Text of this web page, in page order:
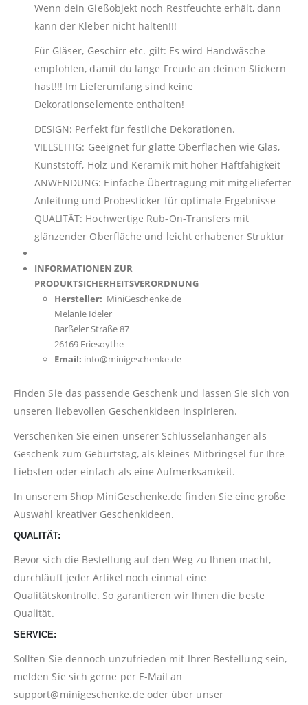
Wenn dein Gießobjekt noch Restfeuchte erhält, dann
kann der Kleber nicht halten!!!
Für Gläser, Geschirr etc. gilt: Es wird Handwäsche
empfohlen, damit du lange Freude an deinen Stickern
hast!!! Im Lieferumfang sind keine
Dekorationselemente enthalten!
DESIGN: Perfekt für festliche Dekorationen.
VIELSEITIG: Geeignet für glatte Oberflächen wie Glas,
Kunststoff, Holz und Keramik mit hoher Haftfähigkeit
ANWENDUNG: Einfache Übertragung mit mitgelieferter
Anleitung und Probesticker für optimale Ergebnisse
QUALITÄT: Hochwertige Rub-On-Transfers mit
glänzender Oberfläche und leicht erhabener Struktur
INFORMATIONEN ZUR
PRODUKTSICHERHEITSVERORDNUNG
Hersteller: MiniGeschenke.de
Melanie Ideler
Barßeler Straße 87
26169 Friesoythe
Email: info@minigeschenke.de
Finden Sie das passende Geschenk und lassen Sie sich von
unseren liebevollen Geschenkideen inspirieren.
Verschenken Sie einen unserer Schlüsselanhänger als
Geschenk zum Geburtstag, als kleines Mitbringsel für Ihre
Liebsten oder einfach als eine Aufmerksamkeit.
In unserem Shop MiniGeschenke.de finden Sie eine große
Auswahl kreativer Geschenkideen.
QUALITÄT:
Bevor sich die Bestellung auf den Weg zu Ihnen macht,
durchläuft jeder Artikel noch einmal eine
Qualitätskontrolle. So garantieren wir Ihnen die beste
Qualität.
SERVICE:
Sollten Sie dennoch unzufrieden mit Ihrer Bestellung sein,
melden Sie sich gerne per E-Mail an
support@minigeschenke.de oder über unser